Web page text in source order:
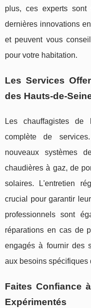
plus, ces experts
dernières innovations
et peuvent vous
pour votre habitation.
Les Services
des Hauts-de-
Les chauffagistes
complète de
nouveaux systèmes
chaudières à gaz, de
solaires. L'entretien
crucial pour garantir
professionnels sont
réparations en cas de
engagés à fournir des
aux besoins spécifiques
Faites Confiance
Expérimentés